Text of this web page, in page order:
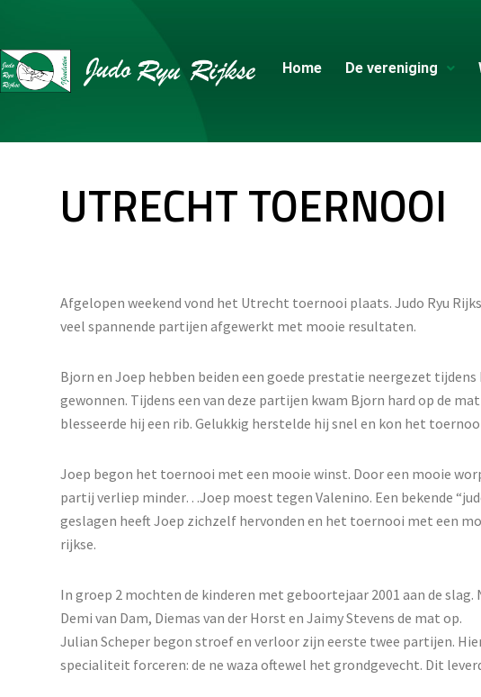
Home De vereniging
UTRECHT TOERNOOI
Afgelopen weekend vond het Utrecht toernooi plaats. Judo Ryu
veel spannende partijen afgewerkt met mooie resultaten.
Bjorn en Joep hebben beiden een goede prestatie neergezet
gewonnen. Tijdens een van deze partijen kwam Bjorn hard op de
blesseerde hij een rib. Gelukkig herstelde hij snel en kon het
Joep begon het toernooi met een mooie winst. Door een mooie
partij verliep minder…Joep moest tegen Valenino. Een bekende
geslagen heeft Joep zichzelf hervonden en het toernooi met een
rijkse.
In groep 2 mochten de kinderen met geboortejaar 2001 aan de
Demi van Dam, Diemas van der Horst en Jaimy Stevens de mat op.
Julian Scheper begon stroef en verloor zijn eerste twee partijen.
specialiteit forceren: de ne waza oftewel het grondgevecht. Dit